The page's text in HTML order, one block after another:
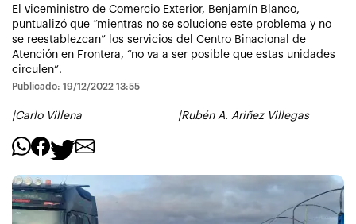
El viceministro de Comercio Exterior, Benjamín Blanco,
puntualizó que “mientras no se solucione este problema y no
se reestablezcan” los servicios del Centro Binacional de
Atención en Frontera, “no va a ser posible que estas unidades
circulen”.
Publicado: 19/12/2022 13:55
|Carlo Villena |Rubén A. Ariñez Villegas